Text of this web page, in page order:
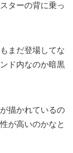
ターの背に乗っ
まだ登場してな
ド内なのか暗黒
描かれているの
が高いのかなと